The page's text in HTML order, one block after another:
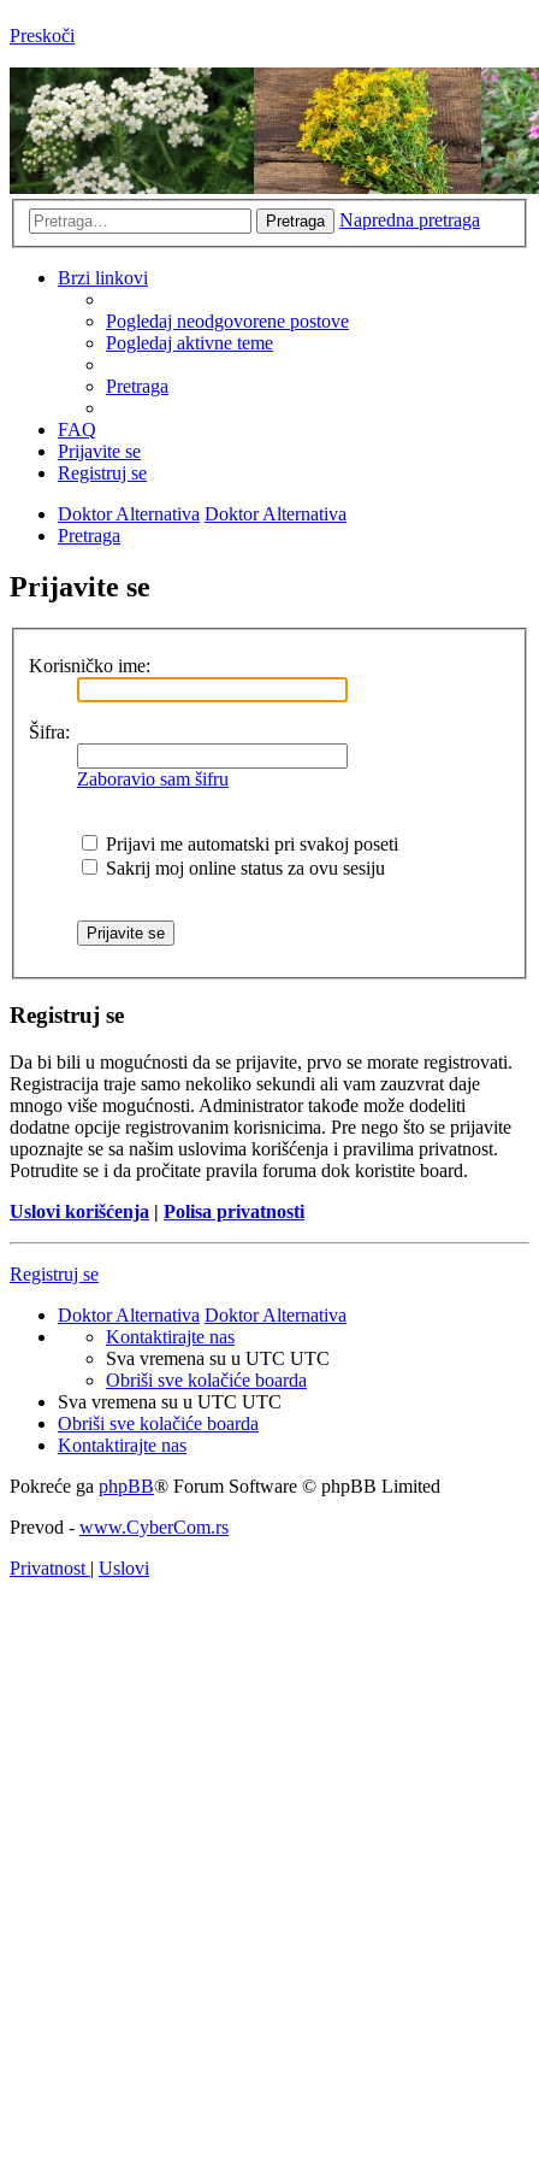
Preskoči
Pretraga Napredna pretraga
Brzi linkovi
Pogledaj neodgovorene postove
Pogledaj aktivne teme
Pretraga
FAQ
Prijavite se
Registruj se
Doktor Alternativa Doktor Alternativa
Pretraga
Prijavite se
Korisničko ime:
Šifra:
Zaboravio sam šifru
Prijavi me automatski pri svakoj poseti
Sakrij moj online status za ovu sesiju
Registruj se
Da bi bili u mogućnosti da se prijavite, prvo se morate registrovati.
Registracija traje samo nekoliko sekundi ali vam zauzvrat daje
mnogo više mogućnosti. Administrator takođe može dodeliti
dodatne opcije registrovanim korisnicima. Pre nego što se prijavite
upoznajte se sa našim uslovima korišćenja i pravilima privatnost.
Potrudite se i da pročitate pravila foruma dok koristite board.
Uslovi korišćenja | Polisa privatnosti
Registruj se
Doktor Alternativa Doktor Alternativa
Kontaktirajte nas
Sva vremena su u UTC UTC
Obriši sve kolačiće boarda
Sva vremena su u UTC UTC
Obriši sve kolačiće boarda
Kontaktirajte nas
Pokreće ga phpBB® Forum Software © phpBB Limited
Prevod - www.CyberCom.rs
Privatnost | Uslovi